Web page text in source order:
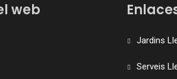
web
Jardins
Serveis